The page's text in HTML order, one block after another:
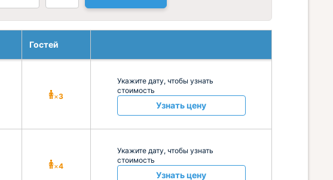
Гостей
×3
Укажите дату, чтобы узнать
стоимость
Узнать цену
×4
Укажите дату, чтобы узнать
стоимость
Узнать цену